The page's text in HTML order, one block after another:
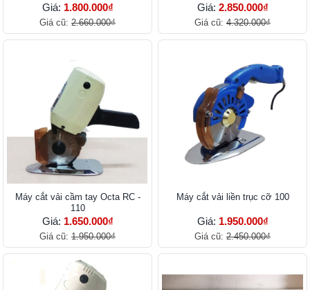
Giá: 1.800.000₫
Giá cũ: 2.660.000₫
Giá: 2.850.000₫
Giá cũ: 4.320.000₫
Máy cắt vải cầm tay Octa RC -
110
Giá: 1.650.000₫
Giá cũ: 1.950.000₫
Máy cắt vải liền trục cỡ 100
Giá: 1.950.000₫
Giá cũ: 2.450.000₫